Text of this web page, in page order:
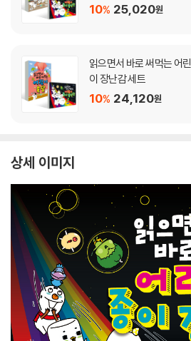
10% 25,020원
읽으면서 바로 써먹는 어
이 장난감 세트
10% 24,120원
상세 이미지